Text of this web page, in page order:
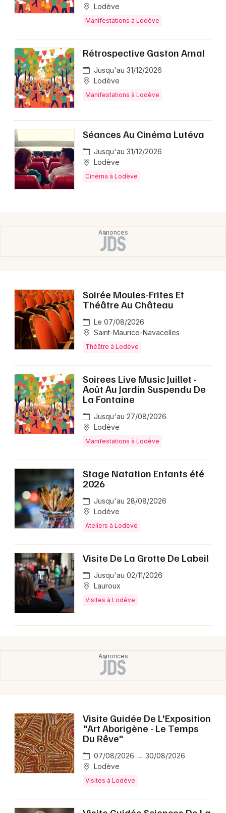
Lodève
Manifestations à Lodève
Rétrospective Gaston Arnal
Jusqu'au 31/12/2026
Lodève
Manifestations à Lodève
Séances Au Cinéma Lutéva
Jusqu'au 31/12/2026
Lodève
Cinéma à Lodève
Soirée Moules-Frites Et
Théâtre Au Château
Le 07/08/2026
Saint-Maurice-Navacelles
Théâtre à Lodève
Soirees Live Music Juillet -
Août Au Jardin Suspendu De
La Fontaine
Jusqu'au 27/08/2026
Lodève
Manifestations à Lodève
Stage Natation Enfants été
2026
Jusqu'au 28/08/2026
Lodève
Ateliers à Lodève
Visite De La Grotte De Labeil
Jusqu'au 02/11/2026
Lauroux
Visites à Lodève
Visite Guidée De L'Exposition
"Art Aborigène - Le Temps
Du Rêve"
07/08/2026 → 30/08/2026
Lodève
Visites à Lodève